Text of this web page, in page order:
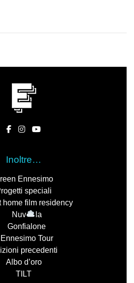
Inoltre…
Ennesimo
speciali
home film residency
Nuv
la
Gonfialone
Ennesimo Tour
precedenti
Albo d’oro
TILT